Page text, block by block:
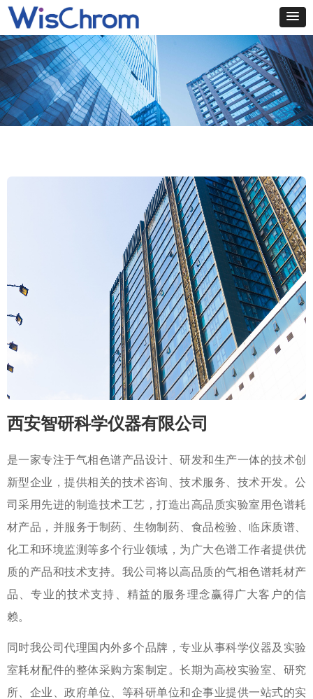
西安智研科学仪器有限公司
是一家专注于气相色谱产品设计、研发和生产一体的技术创
新型企业，提供相关的技术咨询、技术服务、技术开发。公
司采用先进的制造技术工艺，打造出高品质实验室用色谱耗
材产品，并服务于制药、生物制药、食品检验、临床质谱、
化工和环境监测等多个行业领域，为广大色谱工作者提供优
质的产品和技术支持。我公司将以高品质的气相色谱耗材产
品、专业的技术支持、精益的服务理念赢得广大客户的信
赖。
同时我公司代理国内外多个品牌，专业从事科学仪器及实验
室耗材配件的整体采购方案制定。长期为高校实验室、研究
所、企业、政府单位、等科研单位和企事业提供一站式的实